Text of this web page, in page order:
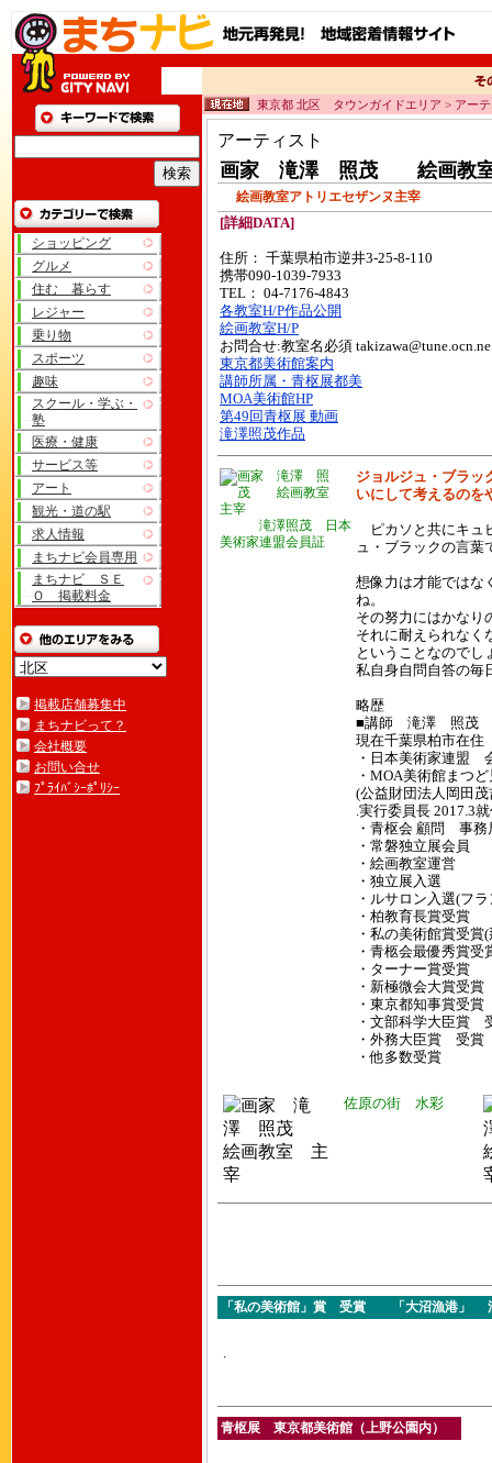
ショッピング
グルメ
住む 暮らす
レジャー
乗り物
スポーツ
趣味
スクール・学ぶ・
塾
医療・健康
サービス等
アート
観光・道の駅
求人情報
まちナビ会員専用
まちナビ ＳＥ
Ｏ 掲載料金
掲載店舗募集中
まちナビって？
会社概要
お問い合せ
ﾌﾟﾗｲﾊﾞｼｰﾎﾟﾘｼｰ
東京都 北区 タウンガイドエリア > アー
アーティスト
画家 滝澤 照茂 絵画
絵画教室アトリエセザンヌ主宰
[詳細DATA]
住所： 千葉県柏市逆井3-25-8-110
携帯090-1039-7933
TEL： 04-7176-4843
各教室H/P作品公開
絵画教室H/P
お問合せ:教室名必須
東京都美術館案内
講師所属・青枢展都美
MOA美術館HP
第49回青枢展 動画
滝澤照茂作品
滝澤照茂 日本
美術家連盟会員証
ジョルジュ・ブラッ
いにして考えるのを
ピカソと共にキュ
ュ・ブラックの言葉
想像力は才能ではな
ね。
その努力にはかなり
それに耐えられなく
ということなのでし
私自身自問自答の毎
略歴
■講師 滝澤 照茂
現在千葉県柏市在住
・日本美術家連
・MOA美術館まつ
(公益財団法人岡田
.実行委員長 2017.3
・青枢会 顧問 事務
・常磐独立展会員
・絵画教室運営
・独立展入選
・ルサロン入選(フ
・柏教育長賞受賞
・私の美術館賞受賞
・青柩会最優秀賞受
・ターナー賞受賞
・新極微会大賞受賞
・東京都知事賞受賞
・文部科学大臣賞
・外務大臣賞 受賞
・他多数受賞
佐原の街 水彩
「私の美術館」賞 受賞 「大沼漁港
.
青枢展 東京都美術館（上野公園内）